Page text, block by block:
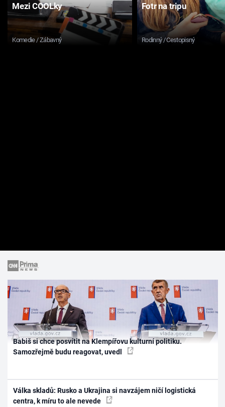
Mezi COOLky
Komedie / Zábavný
Fotr na tripu
Rodinný / Cestopisný
Babiš si chce posvítit na Klempířovu kulturní politiku.
Samozřejmě budu reagovat, uvedl
Válka skladů: Rusko a Ukrajina si navzájem ničí logistická
centra, k míru to ale nevede